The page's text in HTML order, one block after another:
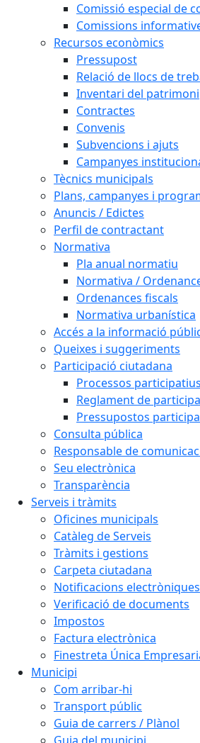
Comissió especial de
Comissions
Recursos econòmics
Pressupost
Relació de llocs de
Inventari del patrimoni
Contractes
Convenis
Subvencions i ajuts
Campanyes
Tècnics municipals
Plans, campanyes i
Anuncis / Edictes
Perfil de contractant
Normativa
Pla anual normatiu
Normativa /
Ordenances fiscals
Normativa urbanística
Accés a la informació
Queixes i suggeriments
Participació ciutadana
Processos participatius
Reglament de
Pressupostos
Consulta pública
Responsable de
Seu electrònica
Transparència
Serveis i tràmits
Oficines municipals
Catàleg de Serveis
Tràmits i gestions
Carpeta ciutadana
Notificacions electròniques
Verificació de documents
Impostos
Factura electrònica
Finestreta Única
Municipi
Com arribar-hi
Transport públic
Guia de carrers / Plànol